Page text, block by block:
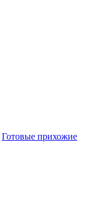
Готовые прихожие